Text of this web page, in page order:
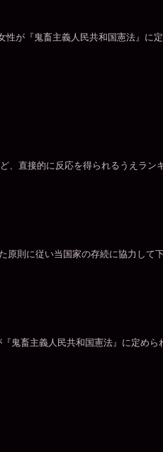
『鬼畜主義人民共和国憲法』に
、直接的に反応を得られるうえラン
則に従い当国家の存続に協力して
鬼畜主義人民共和国憲法』に定めら